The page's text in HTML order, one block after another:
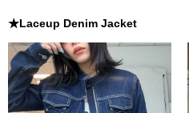
★Laceup Denim Jacket